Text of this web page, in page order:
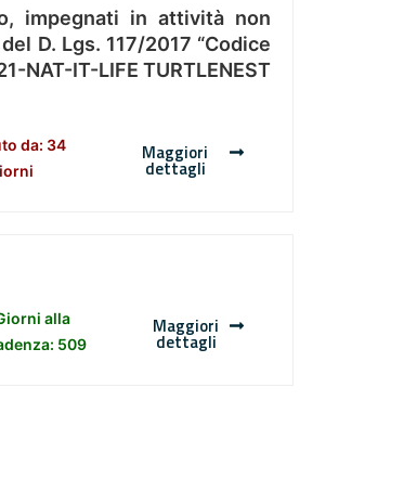
impegnati in attività non
D. Lgs. 117/2017 “Codice
NAT-IT-LIFE TURTLENEST
da: 34
Maggiori
dettagli
alla
509
Maggiori
dettagli